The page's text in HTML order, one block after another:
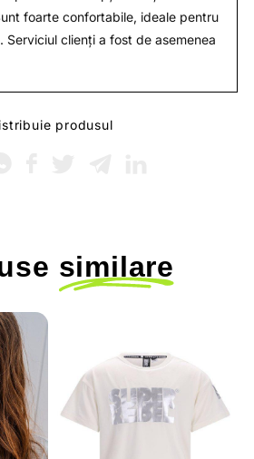
foarte confortabile, ideale pentru
Serviciul clienți a fost de asemenea
produsul
similare